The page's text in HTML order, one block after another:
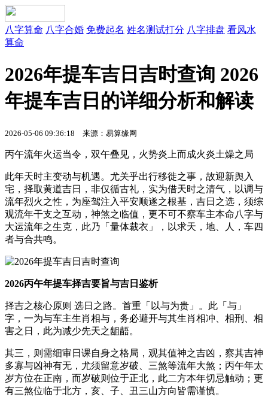
八字算命 八字合婚 免费起名 姓名测试打分 八字排盘 看风水
算命
2026年提车吉日吉时查询 2026
年提车吉日的详细分析和解读
2026-05-06 09:36:18 来源：易算缘网
丙午流年火运当令，双午叠见，火势炎上而成火炎土燥之局
此年天时主变动与机遇。尤关乎出行移徙之事，故迎新舆入
宅，择取黄道吉日，非仅循古礼，实为借天时之清气，以调与
流年烈火之性，为座驾注入平安顺遂之根基，吉日之选，须综
观流年干支之互动，神煞之临值，更不可不察车主本命八字与
大运流年之生克，此乃「量体裁衣」，以求天，地、人，车四
者与合共鸣。
2026丙午年提车择吉要旨与吉日鉴析
择吉之核心原则 选日之路。首重「以与为贵」。此「与」
字，一为与车主生肖相与，务必避开与其生肖相冲、相刑、相
害之日，此为减少先天之龃龉。
其三，则需细审日课自身之格局，观其值神之吉凶，察其吉神
多寡与凶神有无，尤须留意岁破、三煞等流年大煞；丙午年太
岁方位在正南，而岁破则位于正北，此二方本年切忌触动；更
有三煞位临于北方，亥、子、丑三山方向皆需谨慎。